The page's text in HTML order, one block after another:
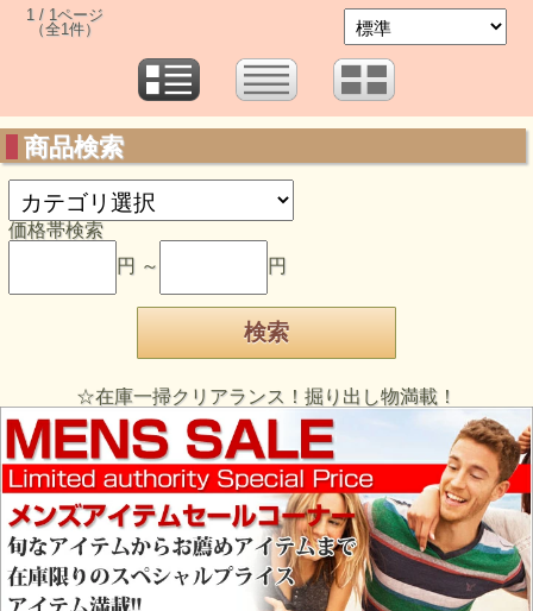
1 / 1ページ
（全1件）
商品検索
価格帯検索
円 ～
円
☆在庫一掃クリアランス！掘り出し物満載！